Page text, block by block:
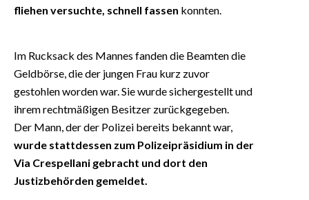
ANNUNCI
SPIAGGE
STORE
fliehen versuchte, schnell fassen konnten.
Im Rucksack des Mannes fanden die Beamten die
Geldbörse, die der jungen Frau kurz zuvor
gestohlen worden war. Sie wurde sichergestellt und
ihrem rechtmäßigen Besitzer zurückgegeben.
Der Mann, der der Polizei bereits bekannt war,
wurde stattdessen zum Polizeipräsidium in der
Via Crespellani gebracht und dort den
Justizbehörden gemeldet.